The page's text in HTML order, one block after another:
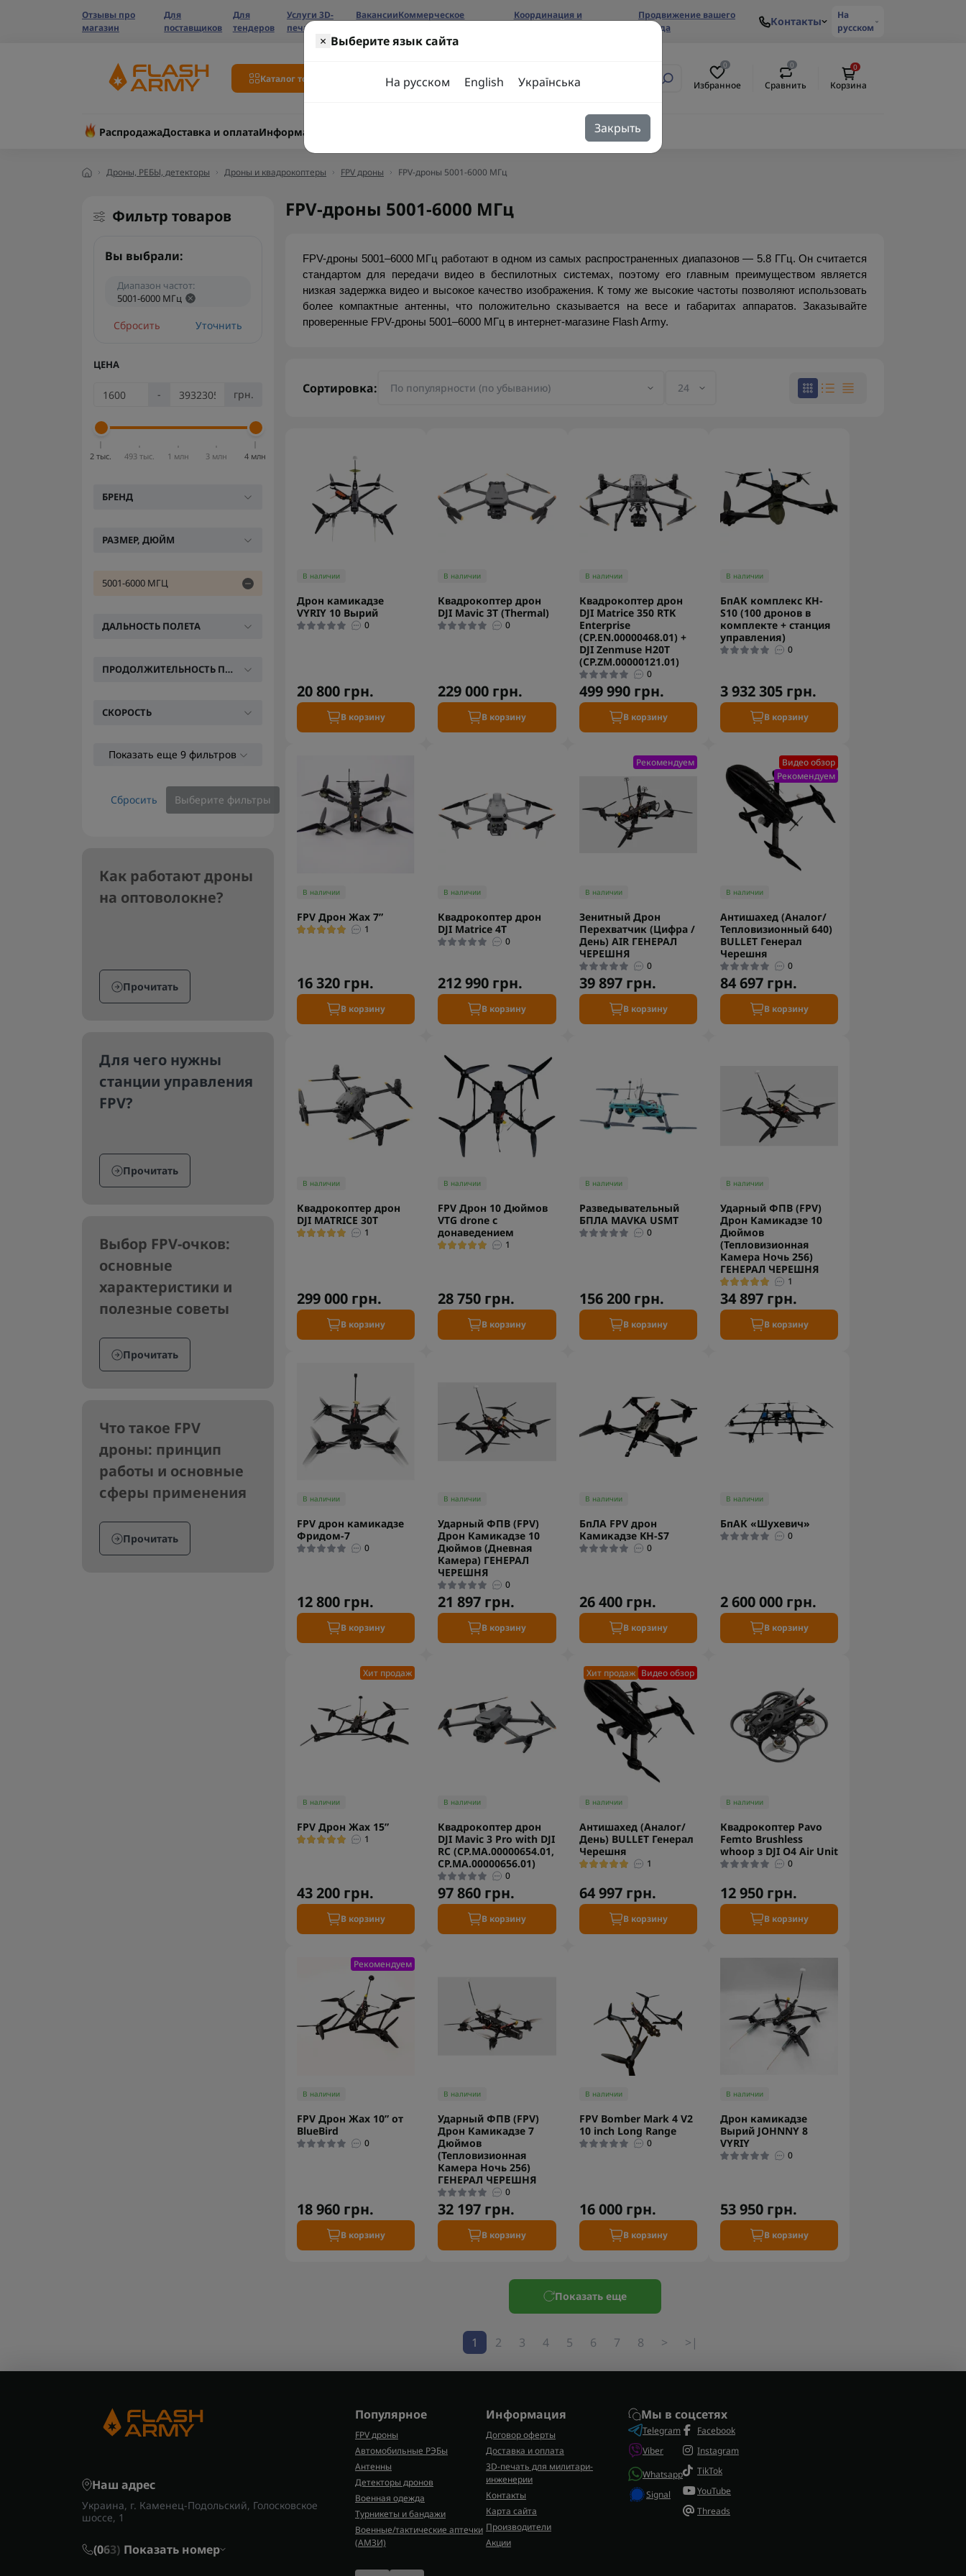
Отзывы про
магазин
Для
поставщиков
Для
тендеров
Услуги 3D-
печати
ВакансииКоммерческое
Координация и
Продвижение вашего
бренда
Контакты
На
русском
Каталог товаров
0
Избранное
0
Сравнить
0
Корзина
РаспродажаДоставка и оплатаИнформация
Дроны, РЕБЫ, детекторы Дроны и квадрокоптеры FPV дроны FPV-дроны 5001-6000 МГц
× Выберите язык сайта
На русском English Українська
Закрыть
Фильтр товаров
Вы выбрали:
Диапазон частот:
5001-6000 МГц
Сбросить Уточнить
ЦЕНА
- грн.
2 тыс. 493 тыс. 1 млн 3 млн 4 млн
БРЕНД
РАЗМЕР, ДЮЙМ
5001-6000 МГЦ
ДАЛЬНОСТЬ ПОЛЕТА
ПРОДОЛЖИТЕЛЬНОСТЬ ПОЛЕТА
СКОРОСТЬ
Показать еще 9 фильтров
Сбросить Выберите фильтры
Как работают дроны
на оптоволокне?
Прочитать
Для чего нужны
станции управления
FPV?
Прочитать
Выбор FPV-очков:
основные
характеристики и
полезные советы
Прочитать
Что такое FPV
дроны: принцип
работы и основные
сферы применения
Прочитать
FPV-дроны 5001-6000 МГц
FPV-дроны 5001–6000 МГц работают в одном из самых распространенных диапазонов — 5.8 ГГц. Он считается
стандартом для передачи видео в беспилотных системах, поэтому его главным преимуществом является
низкая задержка видео и высокое качество изображения. К тому же высокие частоты позволяют использовать
более компактные антенны, что положительно сказывается на весе и габаритах аппаратов. Заказывайте
проверенные FPV-дроны 5001–6000 МГц в интернет-магазине Flash Army.
Сортировка:
В наличии
Дрон камикадзе
VYRIY 10 Вырий
0
20 800 грн.
В корзину
В наличии
Квадрокоптер дрон
DJI Mavic 3T (Thermal)
0
229 000 грн.
В корзину
В наличии
Квадрокоптер дрон
DJI Matrice 350 RTK
Enterprise
(CP.EN.00000468.01) +
DJI Zenmuse H20T
(CP.ZM.00000121.01)
0
499 990 грн.
В корзину
В наличии
БпАК комплекс KH-
S10 (100 дронов в
комплекте + станция
управления)
0
3 932 305 грн.
В корзину
В наличии
FPV Дрон Жах 7”
1
16 320 грн.
В корзину
В наличии
Квадрокоптер дрон
DJI Matrice 4T
0
212 990 грн.
В корзину
Рекомендуем
В наличии
Зенитный Дрон
Перехватчик (Цифра /
День) AIR ГЕНЕРАЛ
ЧЕРЕШНЯ
0
39 897 грн.
В корзину
Видео обзор
Рекомендуем
В наличии
Антишахед (Аналог/
Тепловизионный 640)
BULLET Генерал
Черешня
0
84 697 грн.
В корзину
В наличии
Квадрокоптер дрон
DJI MATRICE 30T
1
299 000 грн.
В корзину
В наличии
FPV Дрон 10 Дюймов
VTG drone с
донаведением
1
28 750 грн.
В корзину
В наличии
Разведывательный
БПЛА MAVKA USMT
0
156 200 грн.
В корзину
В наличии
Ударный ФПВ (FPV)
Дрон Камикадзе 10
Дюймов
(Тепловизионная
Камера Ночь 256)
ГЕНЕРАЛ ЧЕРЕШНЯ
1
34 897 грн.
В корзину
В наличии
FPV дрон камикадзе
Фридом-7
0
12 800 грн.
В корзину
В наличии
Ударный ФПВ (FPV)
Дрон Камикадзе 10
Дюймов (Дневная
Камера) ГЕНЕРАЛ
ЧЕРЕШНЯ
0
21 897 грн.
В корзину
В наличии
БпЛА FPV дрон
Камикадзе KH-S7
0
26 400 грн.
В корзину
В наличии
БпАК «Шухевич»
0
2 600 000 грн.
В корзину
Хит продаж
В наличии
FPV Дрон Жах 15”
1
43 200 грн.
В корзину
В наличии
Квадрокоптер дрон
DJI Mavic 3 Pro with DJI
RC (CP.MA.00000654.01,
CP.MA.00000656.01)
0
97 860 грн.
В корзину
Хит продаж Видео обзор
В наличии
Антишахед (Аналог/
День) BULLET Генерал
Черешня
1
64 997 грн.
В корзину
В наличии
Квадрокоптер Pavo
Femto Brushless
whoop з DJI O4 Air Unit
0
12 950 грн.
В корзину
Рекомендуем
В наличии
FPV Дрон Жах 10” от
BlueBird
0
18 960 грн.
В корзину
В наличии
Ударный ФПВ (FPV)
Дрон Камикадзе 7
Дюймов
(Тепловизионная
Камера Ночь 256)
ГЕНЕРАЛ ЧЕРЕШНЯ
0
32 197 грн.
В корзину
В наличии
FPV Bomber Mark 4 V2
10 inch Long Range
0
16 000 грн.
В корзину
В наличии
Дрон камикадзе
Вырий JOHNNY 8
VYRIY
0
53 950 грн.
В корзину
Показать еще
1 2 3 4 5 6 7 8 > >|
Наш адрес
Украина, г. Каменец-Подольский, Голосковское
шоссе, 1
(063) Показать номер
Популярное
FPV дроны
Автомобильные РЭБы
Антенны
Детекторы дронов
Военная одежда
Турникеты и бандажи
Военные/тактические аптечки
(AMЗИ)
Информация
Договор оферты
Доставка и оплата
3D-печать для милитари-
инженерии
Контакты
Карта сайта
Производители
Акции
Мы в соцсетях
Telegram
Viber
Whatsapp
Signal
Facebook
Instagram
TikTok
YouTube
Threads